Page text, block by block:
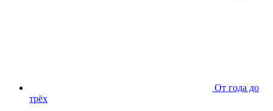
От года до
трёх